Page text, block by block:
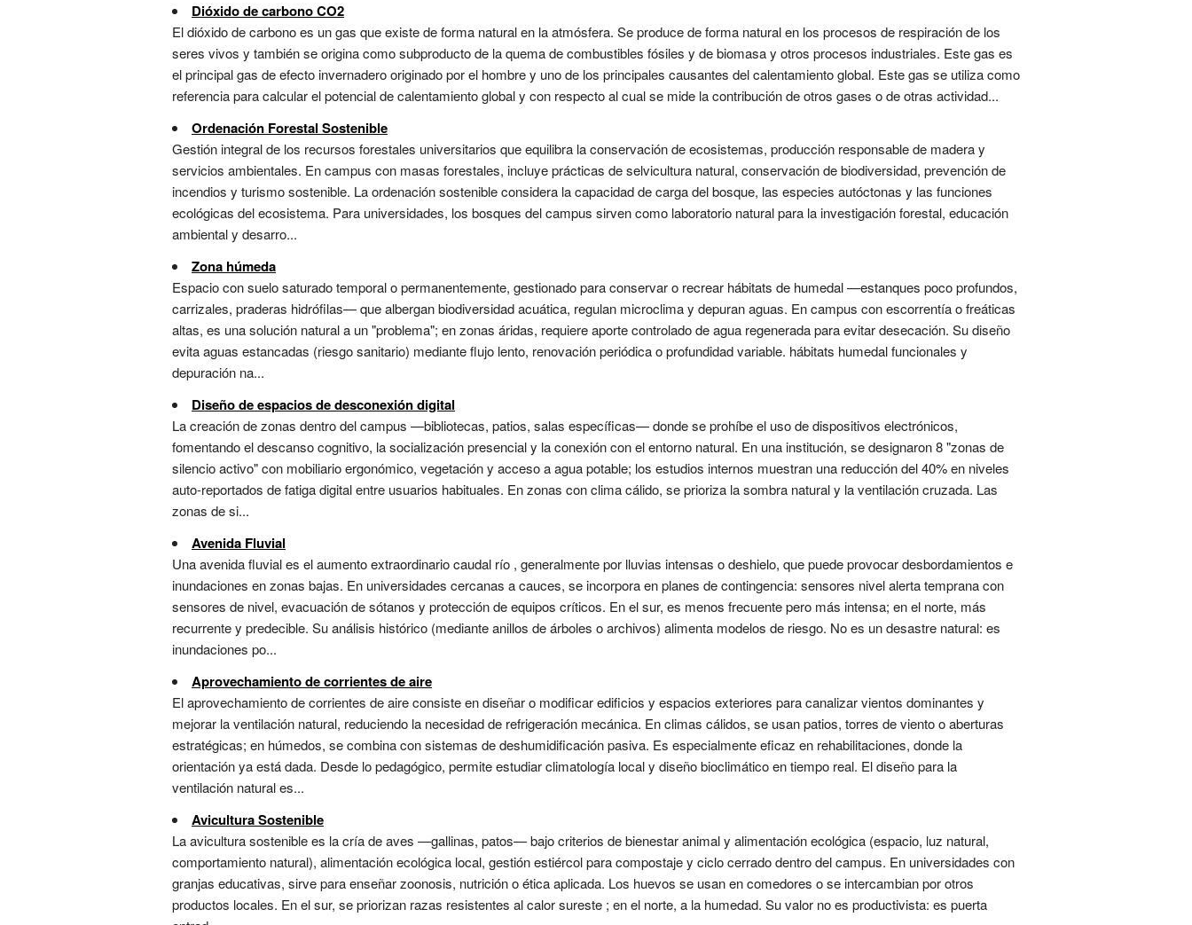
Dióxido de carbono CO2
El dióxido de carbono es un gas que existe de forma natural en la atmósfera. Se produce de forma natural en los procesos de respiración de los
seres vivos y también se origina como subproducto de la quema de combustibles fósiles y de biomasa y otros procesos industriales. Este gas es
el principal gas de efecto invernadero originado por el hombre y uno de los principales causantes del calentamiento global. Este gas se utiliza como
referencia para calcular el potencial de calentamiento global y con respecto al cual se mide la contribución de otros gases o de otras actividad...
Ordenación Forestal Sostenible
Gestión integral de los recursos forestales universitarios que equilibra la conservación de ecosistemas, producción responsable de madera y
servicios ambientales. En campus con masas forestales, incluye prácticas de selvicultura natural, conservación de biodiversidad, prevención de
incendios y turismo sostenible. La ordenación sostenible considera la capacidad de carga del bosque, las especies autóctonas y las funciones
ecológicas del ecosistema. Para universidades, los bosques del campus sirven como laboratorio natural para la investigación forestal, educación
ambiental y desarro...
Zona húmeda
Espacio con suelo saturado temporal o permanentemente, gestionado para conservar o recrear hábitats de humedal —estanques poco profundos,
carrizales, praderas hidrófilas— que albergan biodiversidad acuática, regulan microclima y depuran aguas. En campus con escorrentía o freáticas
altas, es una solución natural a un "problema"; en zonas áridas, requiere aporte controlado de agua regenerada para evitar desecación. Su diseño
evita aguas estancadas (riesgo sanitario) mediante flujo lento, renovación periódica o profundidad variable. hábitats humedal funcionales y
depuración na...
Diseño de espacios de desconexión digital
La creación de zonas dentro del campus —bibliotecas, patios, salas específicas— donde se prohíbe el uso de dispositivos electrónicos,
fomentando el descanso cognitivo, la socialización presencial y la conexión con el entorno natural. En una institución, se designaron 8 "zonas de
silencio activo" con mobiliario ergonómico, vegetación y acceso a agua potable; los estudios internos muestran una reducción del 40% en niveles
auto-reportados de fatiga digital entre usuarios habituales. En zonas con clima cálido, se prioriza la sombra natural y la ventilación cruzada. Las
zonas de si...
Avenida Fluvial
Una avenida fluvial es el aumento extraordinario caudal río , generalmente por lluvias intensas o deshielo, que puede provocar desbordamientos e
inundaciones en zonas bajas. En universidades cercanas a cauces, se incorpora en planes de contingencia: sensores nivel alerta temprana con
sensores de nivel, evacuación de sótanos y protección de equipos críticos. En el sur, es menos frecuente pero más intensa; en el norte, más
recurrente y predecible. Su análisis histórico (mediante anillos de árboles o archivos) alimenta modelos de riesgo. No es un desastre natural: es
inundaciones po...
Aprovechamiento de corrientes de aire
El aprovechamiento de corrientes de aire consiste en diseñar o modificar edificios y espacios exteriores para canalizar vientos dominantes y
mejorar la ventilación natural, reduciendo la necesidad de refrigeración mecánica. En climas cálidos, se usan patios, torres de viento o aberturas
estratégicas; en húmedos, se combina con sistemas de deshumidificación pasiva. Es especialmente eficaz en rehabilitaciones, donde la
orientación ya está dada. Desde lo pedagógico, permite estudiar climatología local y diseño bioclimático en tiempo real. El diseño para la
ventilación natural es...
Avicultura Sostenible
La avicultura sostenible es la cría de aves —gallinas, patos— bajo criterios de bienestar animal y alimentación ecológica (espacio, luz natural,
comportamiento natural), alimentación ecológica local, gestión estiércol para compostaje y ciclo cerrado dentro del campus. En universidades con
granjas educativas, sirve para enseñar zoonosis, nutrición o ética aplicada. Los huevos se usan en comedores o se intercambian por otros
productos locales. En el sur, se priorizan razas resistentes al calor sureste ; en el norte, a la humedad. Su valor no es productivista: es puerta